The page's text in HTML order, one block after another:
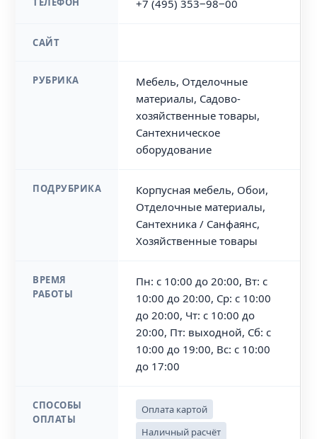
+7 (495) 353‒98‒00
САЙТ
РУБРИКА
Мебель, Отделочные
материалы, Садово-
хозяйственные товары,
Сантехническое
оборудование
ПОДРУБРИКА
Корпусная мебель, Обои,
Отделочные материалы,
Сантехника / Санфаянс,
Хозяйственные товары
ВРЕМЯ
РАБОТЫ
Пн: с 10:00 до 20:00, Вт: с
10:00 до 20:00, Ср: с 10:00
до 20:00, Чт: с 10:00 до
20:00, Пт: выходной, Сб: с
10:00 до 19:00, Вс: с 10:00
до 17:00
СПОСОБЫ
ОПЛАТЫ
Оплата картой
Наличный расчёт